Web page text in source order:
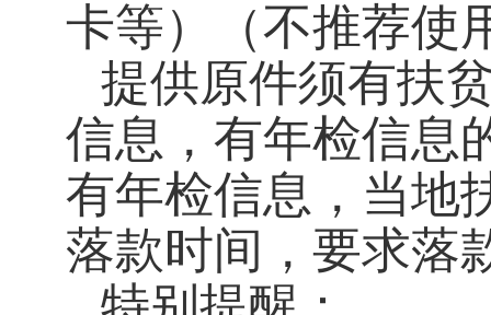
卡等）（不推荐使
提供原件须有扶
信息，有年检信息
有年检信息，当地
落款时间，要求落